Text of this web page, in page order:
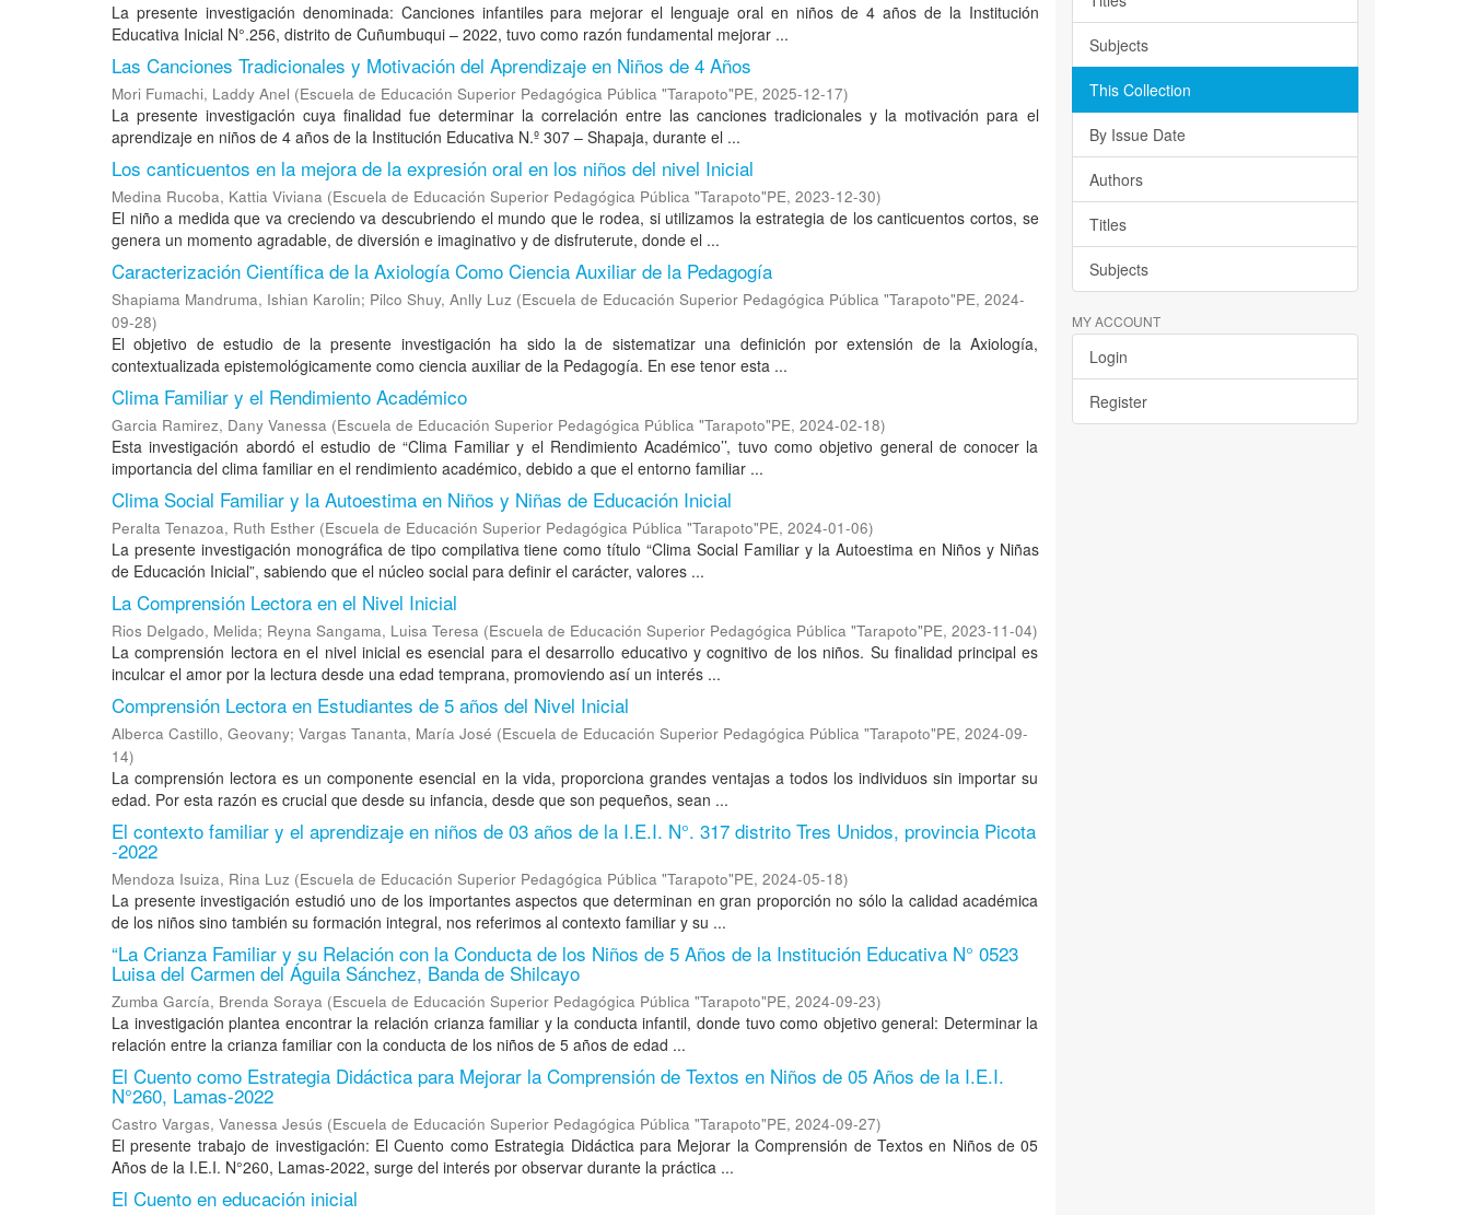
La presente investigación denominada: Canciones infantiles para mejorar el lenguaje oral en niños de 4 años de la Institución
Educativa Inicial N°.256, distrito de Cuñumbuqui – 2022, tuvo como razón fundamental mejorar ...
Las Canciones Tradicionales y Motivación del Aprendizaje en Niños de 4 Años
Mori Fumachi, Laddy Anel (Escuela de Educación Superior Pedagógica Pública "Tarapoto"PE, 2025-12-17)
La presente investigación cuya finalidad fue determinar la correlación entre las canciones tradicionales y la motivación para el
aprendizaje en niños de 4 años de la Institución Educativa N.º 307 – Shapaja, durante el ...
Los canticuentos en la mejora de la expresión oral en los niños del nivel Inicial
Medina Rucoba, Kattia Viviana (Escuela de Educación Superior Pedagógica Pública "Tarapoto"PE, 2023-12-30)
El niño a medida que va creciendo va descubriendo el mundo que le rodea, si utilizamos la estrategia de los canticuentos cortos, se
genera un momento agradable, de diversión e imaginativo y de disfruterute, donde el ...
Caracterización Científica de la Axiología Como Ciencia Auxiliar de la Pedagogía
Shapiama Mandruma, Ishian Karolin; Pilco Shuy, Anlly Luz (Escuela de Educación Superior Pedagógica Pública "Tarapoto"PE, 2024-
09-28)
El objetivo de estudio de la presente investigación ha sido la de sistematizar una definición por extensión de la Axiología,
contextualizada epistemológicamente como ciencia auxiliar de la Pedagogía. En ese tenor esta ...
Clima Familiar y el Rendimiento Académico
Garcia Ramirez, Dany Vanessa (Escuela de Educación Superior Pedagógica Pública "Tarapoto"PE, 2024-02-18)
Esta investigación abordó el estudio de “Clima Familiar y el Rendimiento Académico’’, tuvo como objetivo general de conocer la
importancia del clima familiar en el rendimiento académico, debido a que el entorno familiar ...
Clima Social Familiar y la Autoestima en Niños y Niñas de Educación Inicial
Peralta Tenazoa, Ruth Esther (Escuela de Educación Superior Pedagógica Pública "Tarapoto"PE, 2024-01-06)
La presente investigación monográfica de tipo compilativa tiene como título “Clima Social Familiar y la Autoestima en Niños y Niñas
de Educación Inicial”, sabiendo que el núcleo social para definir el carácter, valores ...
La Comprensión Lectora en el Nivel Inicial
Rios Delgado, Melida; Reyna Sangama, Luisa Teresa (Escuela de Educación Superior Pedagógica Pública "Tarapoto"PE, 2023-11-04)
La comprensión lectora en el nivel inicial es esencial para el desarrollo educativo y cognitivo de los niños. Su finalidad principal es
inculcar el amor por la lectura desde una edad temprana, promoviendo así un interés ...
Comprensión Lectora en Estudiantes de 5 años del Nivel Inicial
Alberca Castillo, Geovany; Vargas Tananta, María José (Escuela de Educación Superior Pedagógica Pública "Tarapoto"PE, 2024-09-
14)
La comprensión lectora es un componente esencial en la vida, proporciona grandes ventajas a todos los individuos sin importar su
edad. Por esta razón es crucial que desde su infancia, desde que son pequeños, sean ...
El contexto familiar y el aprendizaje en niños de 03 años de la I.E.I. N°. 317 distrito Tres Unidos, provincia Picota
-2022
Mendoza Isuiza, Rina Luz (Escuela de Educación Superior Pedagógica Pública "Tarapoto"PE, 2024-05-18)
La presente investigación estudió uno de los importantes aspectos que determinan en gran proporción no sólo la calidad académica
de los niños sino también su formación integral, nos referimos al contexto familiar y su ...
“La Crianza Familiar y su Relación con la Conducta de los Niños de 5 Años de la Institución Educativa N° 0523
Luisa del Carmen del Águila Sánchez, Banda de Shilcayo
Zumba García, Brenda Soraya (Escuela de Educación Superior Pedagógica Pública "Tarapoto"PE, 2024-09-23)
La investigación plantea encontrar la relación crianza familiar y la conducta infantil, donde tuvo como objetivo general: Determinar la
relación entre la crianza familiar con la conducta de los niños de 5 años de edad ...
El Cuento como Estrategia Didáctica para Mejorar la Comprensión de Textos en Niños de 05 Años de la I.E.I.
N°260, Lamas-2022
Castro Vargas, Vanessa Jesús (Escuela de Educación Superior Pedagógica Pública "Tarapoto"PE, 2024-09-27)
El presente trabajo de investigación: El Cuento como Estrategia Didáctica para Mejorar la Comprensión de Textos en Niños de 05
Años de la I.E.I. N°260, Lamas-2022, surge del interés por observar durante la práctica ...
El Cuento en educación inicial
Subjects
This Collection
By Issue Date
Authors
Titles
Subjects
MY ACCOUNT
Login
Register